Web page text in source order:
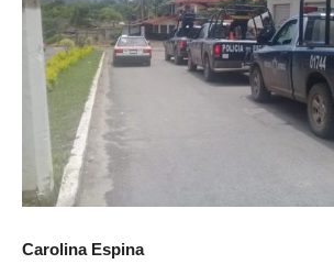
Carolina Espina